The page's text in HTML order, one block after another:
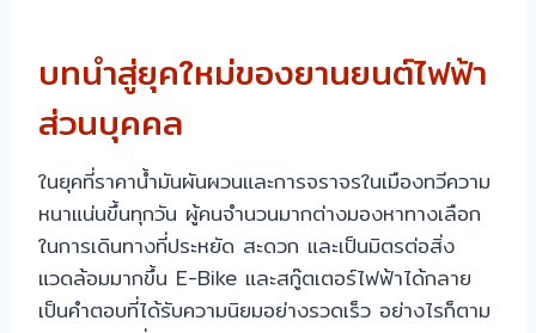
บทนำสู่ยุคใหม่ของยานยนต์ไฟฟ้า
ส่วนบุคคล
ในยุคที่ราคาน้ำมันผันผวนและการจราจรในเมืองทวีความ
หนาแน่นขึ้นทุกวัน ผู้คนจำนวนมากต่างมองหาทางเลือก
ในการเดินทางที่ประหยัด สะดวก และเป็นมิตรต่อสิ่ง
แวดล้อมมากขึ้น E-Bike และสกู๊ตเตอร์ไฟฟ้าได้กลาย
เป็นคำตอบที่ได้รับความนิยมอย่างรวดเร็ว อย่างไรก็ตาม